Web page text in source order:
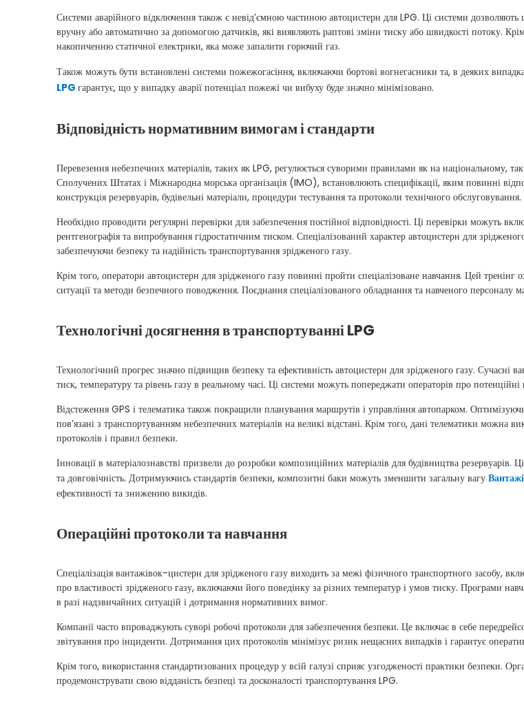
Системи аварійного відключення також є невід’ємною частиною автоцистерн для LPG. Ці системи
вручну або автоматично за допомогою датчиків, які виявляють раптові зміни тиску або швидкості потоку.
накопиченню статичної електрики, яка може запалити горючий газ.
Також можуть бути встановлені системи пожежогасіння, включаючи бортові вогнегасники та, в деяких
LPG гарантує, що у випадку аварії потенціал пожежі чи вибуху буде значно мінімізовано.
Відповідність нормативним вимогам і стандарти
Перевезення небезпечних матеріалів, таких як LPG, регулюється суворими правилами як на національному,
Сполучених Штатах і Міжнародна морська організація (IMO), встановлюють специфікації, яким повинні
конструкція резервуарів, будівельні матеріали, процедури тестування та протоколи технічного обслуговування.
Необхідно проводити регулярні перевірки для забезпечення постійної відповідності. Ці перевірки можуть
рентгенографія та випробування гідростатичним тиском. Спеціалізований характер автоцистерн для
забезпечуючи безпеку та надійність транспортування зрідженого газу.
Крім того, оператори автоцистерн для зрідженого газу повинні пройти спеціалізоване навчання. Цей
ситуації та методи безпечного поводження. Поєднання спеціалізованого обладнання та навченого персоналу
Технологічні досягнення в транспортуванні LPG
Технологічний прогрес значно підвищив безпеку та ефективність автоцистерн для зрідженого газу.
тиск, температуру та рівень газу в реальному часі. Ці системи можуть попереджати операторів про
Відстеження GPS і телематика також покращили планування маршрутів і управління автопарком.
пов’язані з транспортуванням небезпечних матеріалів на великі відстані. Крім того, дані телематики можна
протоколів і правил безпеки.
Інновації в матеріалознавстві призвели до розробки композиційних матеріалів для будівництва резервуарів.
та довговічність. Дотримуючись стандартів безпеки, композитні баки можуть зменшити загальну вагу
ефективності та зниженню викидів.
Операційні протоколи та навчання
Спеціалізація вантажівок-цистерн для зрідженого газу виходить за межі фізичного транспортного засобу,
про властивості зрідженого газу, включаючи його поведінку за різних температур і умов тиску. Програми
в разі надзвичайних ситуацій і дотримання нормативних вимог.
Компанії часто впроваджують суворі робочі протоколи для забезпечення безпеки. Це включає в себе
звітування про інциденти. Дотримання цих протоколів мінімізує ризик нещасних випадків і гарантує
Крім того, використання стандартизованих процедур у всій галузі сприяє узгодженості практики безпеки.
продемонструвати свою відданість безпеці та досконалості транспортування LPG.